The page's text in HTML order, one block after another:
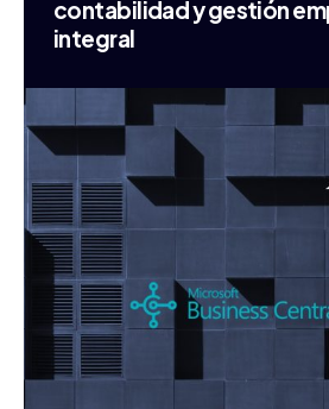
contabilidad y gestión
integral